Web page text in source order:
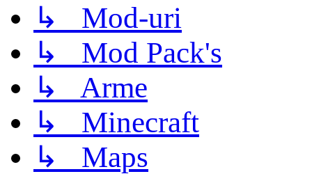
↳ Mod-uri
↳ Mod Pack's
↳ Arme
↳ Minecraft
↳ Maps